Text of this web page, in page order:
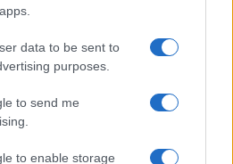
data to be sent to
purposes.
to send me
to enable storage